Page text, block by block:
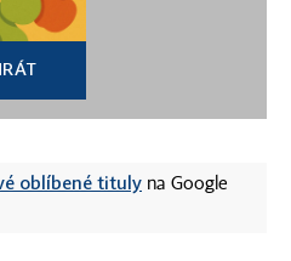
oblíbené tituly na Google